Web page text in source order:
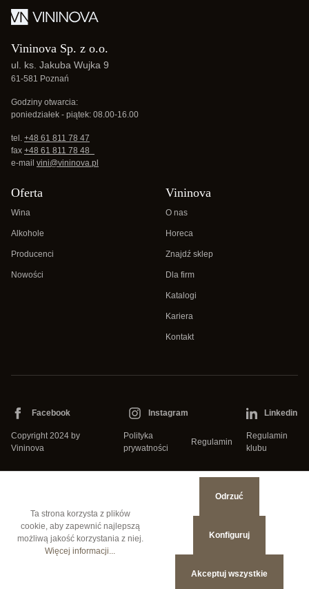
Vininova Sp. z o.o.
ul. ks. Jakuba Wujka 9
61-581 Poznań
Godziny otwarcia:
poniedziałek - piątek: 08.00-16.00
tel. +48 61 811 78 47
fax +48 61 811 78 48
e-mail vini@vininova.pl
Oferta
Wina
Alkohole
Producenci
Nowości
Vininova
O nas
Horeca
Znajdź sklep
Dla firm
Katalogi
Kariera
Kontakt
Copyright 2024 by
Vininova
Polityka
prywatności
Regulamin
Regulamin
klubu
Facebook Instagram Linkedin
Czy masz ukończone 18
Ta strona korzysta z plików
cookie, aby zapewnić najlepszą
możliwą jakość korzystania z niej.
Więcej informacji...
Odrzuć
Konfiguruj
Akceptuj wszystkie